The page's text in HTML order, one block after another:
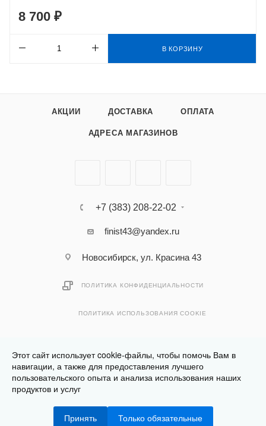
8 700 ₽
В КОРЗИНУ
АКЦИИ ДОСТАВКА ОПЛАТА
АДРЕСА МАГАЗИНОВ
+7 (383) 208-22-02
finist43@yandex.ru
Новосибирск, ул. Красина 43
ПОЛИТИКА КОНФИДЕНЦИАЛЬНОСТИ
ПОЛИТИКА ИСПОЛЬЗОВАНИЯ COOKIE
Разработано вКлюква.Студия
2026 © Финист - интернет-магазин мебели
Этот сайт использует cookie-файлы, чтобы помочь Вам в
навигации, а также для предоставления лучшего
пользовательского опыта и анализа использования наших
продуктов и услуг
Принять Только обязательные